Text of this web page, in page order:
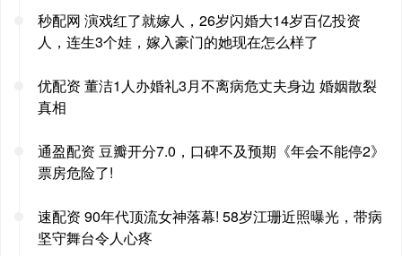
秒配网 演戏红了就嫁人，26岁闪婚大14岁百亿投资
人，连生3个娃，嫁入豪门的她现在怎么样了
优配资 董洁1人办婚礼3月不离病危丈夫身边 婚姻散裂
真相
通盈配资 豆瓣开分7.0，口碑不及预期《年会不能停2》
票房危险了!
速配资 90年代顶流女神落幕! 58岁江珊近照曝光，带病
坚守舞台令人心疼